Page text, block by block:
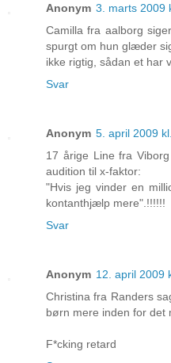
Anonym 3. marts 2009
Camilla fra aalborg
spurgt om hun glæder
ikke rigtig, sådan et har
Svar
Anonym 5. april 2009
17 årige Line fra
audition til x-faktor:
"Hvis jeg vinder en
kontanthjælp mere".!!!!!!
Svar
Anonym 12. april 2009
Christina fra Randers
børn mere inden for det
F*cking retard